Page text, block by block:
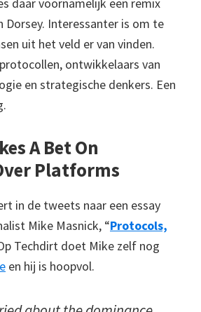
Dorsey. Interessanter is om te
uit het veld er van vinden.
ontwikkelaars van
en strategische denkers. Een
A Bet On
Platforms
in de tweets naar een essay
Mike Masnick, “Protocols,
Techdirt doet Mike zelf nog
en hij is hoopvol.